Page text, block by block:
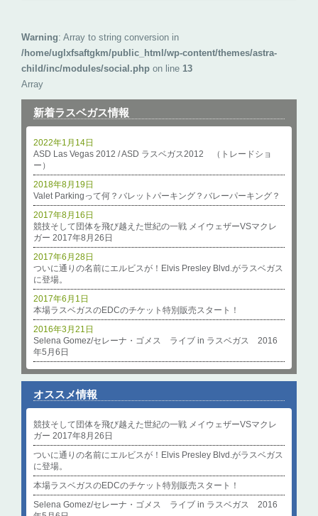
新着ラスベガス情報
ASD Las Vegas 2012 / ASD ラスベガス2012 （トレードショ
ー）
2022年1月14日
Valet Parkingって何？バレットパーキング？バレーパーキング？
2018年8月19日
競技そして団体を飛び越えた世紀の一戦 メイウェザーVSマクレ
ガー 2017年8月26日
2017年8月16日
ついに通りの名前にエルビスが！Elvis Presley Blvd.がラスベガス
に登場。
2017年6月28日
本場ラスベガスのEDCのチケット特別販売スタート！
2017年6月1日
Selena Gomez/セレーナ・ゴメス ライブ in ラスベガス 2016
年5月6日
2016年3月21日
オススメ情報
競技そして団体を飛び越えた世紀の一戦 メイウェザーVSマクレ
ガー 2017年8月26日
ついに通りの名前にエルビスが！Elvis Presley Blvd.がラスベガス
に登場。
本場ラスベガスのEDCのチケット特別販売スタート！
Selena Gomez/セレーナ・ゴメス ライブ in ラスベガス 2016
Warning: Array to string conversion in
/home/uglxfsaftgkm/public_html/wp-content/themes/astra-
child/inc/modules/social.php on line 13
Array